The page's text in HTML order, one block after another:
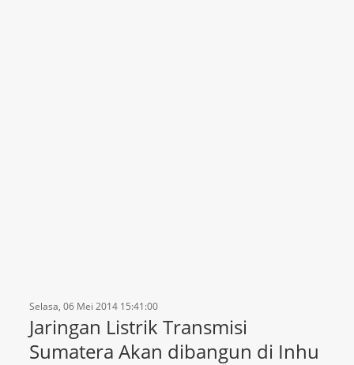
Selasa, 06 Mei 2014 15:41:00
Jaringan Listrik Transmisi
Sumatera Akan dibangun di Inhu